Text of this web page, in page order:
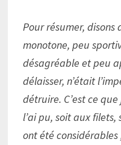
Pour résumer, disons
monotone, peu
désagréable et peu
délaisser, n’était
détruire. C’est ce
l’ai pu, soit aux
ont été considérables